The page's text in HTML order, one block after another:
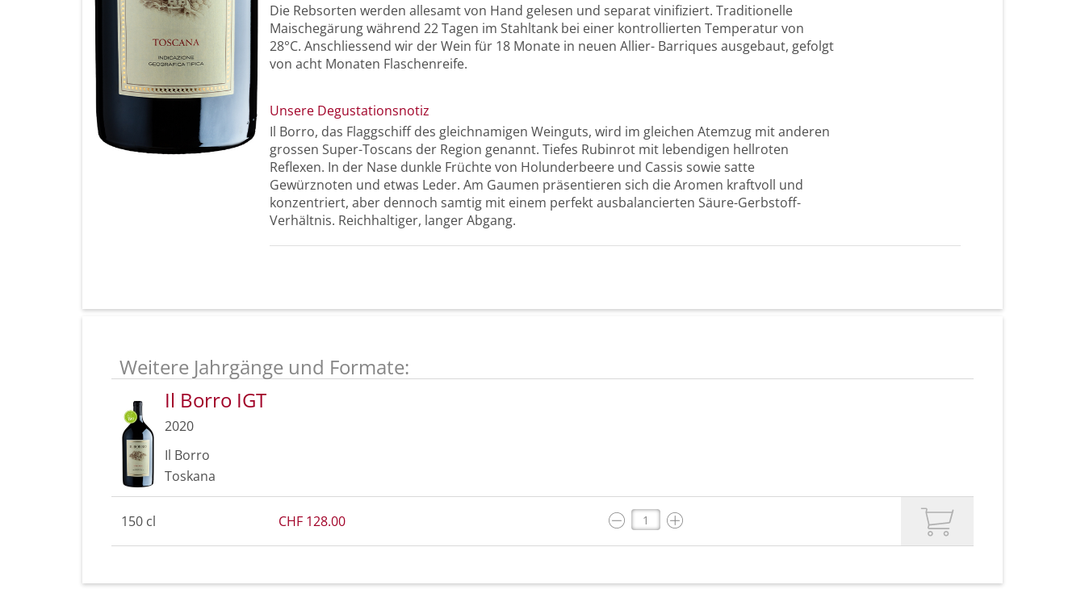
Die Rebsorten werden allesamt von Hand gelesen und separat vinifiziert. Traditionelle
Maischegärung während 22 Tagen im Stahltank bei einer kontrollierten Temperatur von
28°C. Anschliessend wir der Wein für 18 Monate in neuen Allier- Barriques ausgebaut, gefolgt
von acht Monaten Flaschenreife.
Unsere Degustationsnotiz
Il Borro, das Flaggschiff des gleichnamigen Weinguts, wird im gleichen Atemzug mit anderen
grossen Super-Toscans der Region genannt. Tiefes Rubinrot mit lebendigen hellroten
Reflexen. In der Nase dunkle Früchte von Holunderbeere und Cassis sowie satte
Gewürznoten und etwas Leder. Am Gaumen präsentieren sich die Aromen kraftvoll und
konzentriert, aber dennoch samtig mit einem perfekt ausbalancierten Säure-Gerbstoff-
Verhältnis. Reichhaltiger, langer Abgang.
Weitere Jahrgänge und Formate:
Il Borro IGT
2020
Il Borro
Toskana
150 cl CHF 128.00